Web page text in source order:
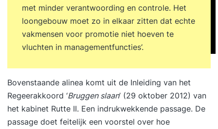
met minder verantwoording en controle. Het
loongebouw moet zo in elkaar zitten dat echte
vakmensen voor promotie niet hoeven te
vluchten in managementfuncties’.
Bovenstaande alinea komt uit de Inleiding van het
Regeerakkoord ‘Bruggen slaan’ (29 oktober 2012) van
het kabinet Rutte II. Een indrukwekkende passage. De
passage doet feitelijk een voorstel over hoe